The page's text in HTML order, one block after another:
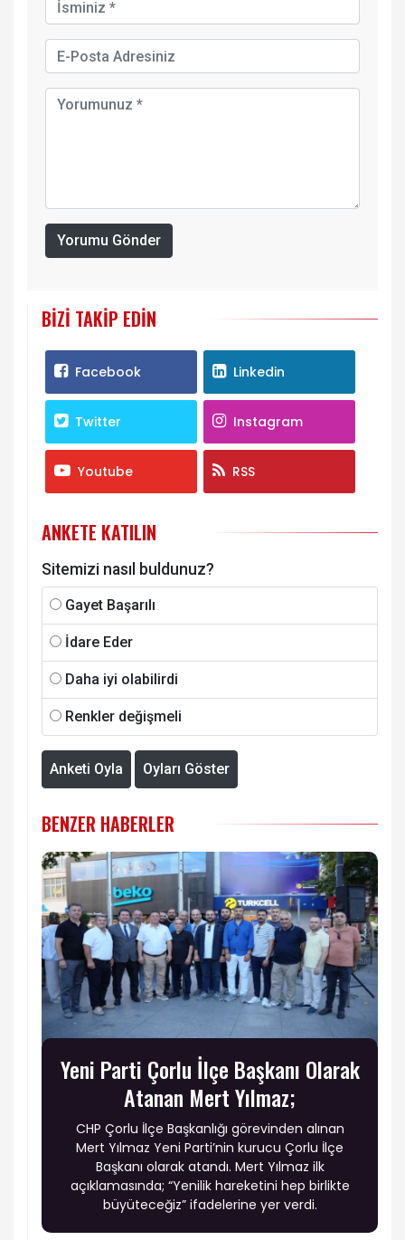
Yorumu Gönder
BIZI TAKIP EDIN
Facebook Linkedin
Twitter Instagram
Youtube RSS
ANKETE KATILIN
Sitemizi nasıl buldunuz?
Gayet Başarılı
İdare Eder
Daha iyi olabilirdi
Renkler değişmeli
Anketi Oyla Oyları Göster
BENZER HABERLER
Yeni Parti Çorlu İlçe Başkanı Olarak
Atanan Mert Yılmaz;
CHP Çorlu İlçe Başkanlığı görevinden alınan
Mert Yılmaz Yeni Parti’nin kurucu Çorlu İlçe
Başkanı olarak atandı. Mert Yılmaz ilk
açıklamasında; “Yenilik hareketini hep birlikte
büyüteceğiz” ifadelerine yer verdi.